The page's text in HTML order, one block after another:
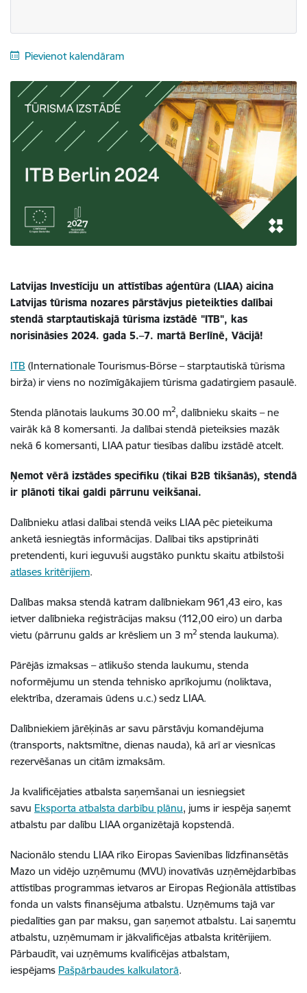
Pievienot kalendāram
Latvijas Investīciju un attīstības aģentūra (LIAA) aicina
Latvijas tūrisma nozares pārstāvjus pieteikties dalībai
stendā starptautiskajā tūrisma izstādē "ITB", kas
norisināsies 2024. gada 5.–7. martā Berlīnē, Vācijā!
ITB (Internationale Tourismus-Börse – starptautiskā tūrisma
birža) ir viens no nozīmīgākajiem tūrisma gadatirgiem pasaulē.
Stenda plānotais laukums 30.00 m2, dalībnieku skaits – ne
vairāk kā 8 komersanti. Ja dalībai stendā pieteiksies mazāk
nekā 6 komersanti, LIAA patur tiesības dalību izstādē atcelt.
Ņemot vērā izstādes specifiku (tikai B2B tikšanās), stendā
ir plānoti tikai galdi pārrunu veikšanai.
Dalībnieku atlasi dalībai stendā veiks LIAA pēc pieteikuma
anketā iesniegtās informācijas. Dalībai tiks apstiprināti
pretendenti, kuri ieguvuši augstāko punktu skaitu atbilstoši
atlases kritērijiem.
Dalības maksa stendā katram dalībniekam 961,43 eiro, kas
ietver dalībnieka reģistrācijas maksu (112,00 eiro) un darba
vietu (pārrunu galds ar krēsliem un 3 m2 stenda laukuma).
Pārējās izmaksas – atlikušo stenda laukumu, stenda
noformējumu un stenda tehnisko aprīkojumu (noliktava,
elektrība, dzeramais ūdens u.c.) sedz LIAA.
Dalībniekiem jārēķinās ar savu pārstāvju komandējuma
(transports, naktsmītne, dienas nauda), kā arī ar viesnīcas
rezervēšanas un citām izmaksām.
Ja kvalificējaties atbalsta saņemšanai un iesniegsiet
savu Eksporta atbalsta darbību plānu, jums ir iespēja saņemt
atbalstu par dalību LIAA organizētajā kopstendā.
Nacionālo stendu LIAA rīko Eiropas Savienības līdzfinansētās
Mazo un vidējo uzņēmumu (MVU) inovatīvās uzņēmējdarbības
attīstības programmas ietvaros ar Eiropas Reģionāla attīstības
fonda un valsts finansējuma atbalstu. Uzņēmums tajā var
piedalīties gan par maksu, gan saņemot atbalstu. Lai saņemtu
atbalstu, uzņēmumam ir jākvalificējas atbalsta kritērijiem.
Pārbaudīt, vai uzņēmums kvalificējas atbalstam,
iespējams Pašpārbaudes kalkulatorā.